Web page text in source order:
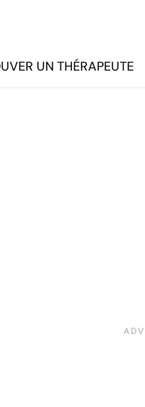
UN THÉRAPEUTE